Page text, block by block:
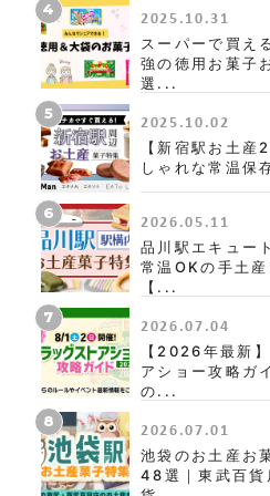
4 2025.10.31
スーパーで買え
強の徳用お菓子
選...
5
2025.10.02
【新宿駅お土
しゃれな常温保
6 2026.05.11
品川駅エキュー
常温OKの手土
【...
7
2026.07.04
【2026年最新
アショー攻略ガ
の...
8
2026.07.01
池袋のお土産お
48選｜東武百貨